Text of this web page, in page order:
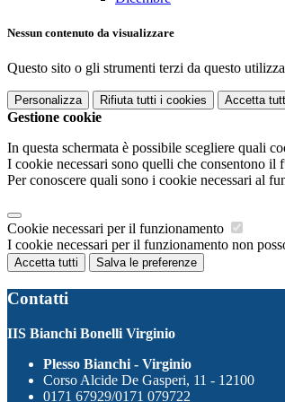
Nessun contenuto da visualizzare
Questo sito o gli strumenti terzi da questo
Personalizza Rifiuta tutti i cookies Accetta
Gestione cookie
In questa schermata è possibile scegliere quali
I cookie necessari sono quelli che consentono
Per conoscere quali sono i cookie necessari al
Cookie necessari per il funzionamento
I cookie necessari per il funzionamento non
Accetta tutti Salva le preferenze
Contatti
IIS Bianchi Bonelli Virginio
Plesso Bianchi - Virginio
Corso Alcide De Gasperi, 11 - 12100
0171 67929/0171 079722